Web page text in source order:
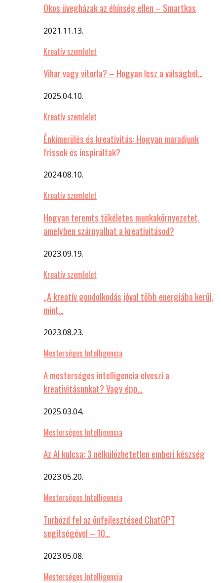
Okos üvegházak az éhínség ellen – Smartkas
2021.11.13.
Kreatív szemlelet
Vihar vagy vitorla? – Hogyan lesz a válságból…
2025.04.10.
Kreatív szemlelet
Énkimerülés és kreativitás: Hogyan maradjunk
frissek és inspiráltak?
2024.08.10.
Kreatív szemlelet
Hogyan teremts tökéletes munkakörnyezetet,
amelyben szárnyalhat a kreativitásod?
2023.09.19.
Kreatív szemlelet
„A kreatív gondolkodás jóval több energiába kerül,
mint…
2023.08.23.
Mesterséges Intelligencia
A mesterséges intelligencia elveszi a
kreativitásunkat? Vagy épp…
2025.03.04.
Mesterséges Intelligencia
Az AI kulcsa: 3 nélkülözhetetlen emberi készség
2023.05.20.
Mesterséges Intelligencia
Turbózd fel az önfejlesztésed ChatGPT
segítségével – 10…
2023.05.08.
Mesterséges Intelligencia